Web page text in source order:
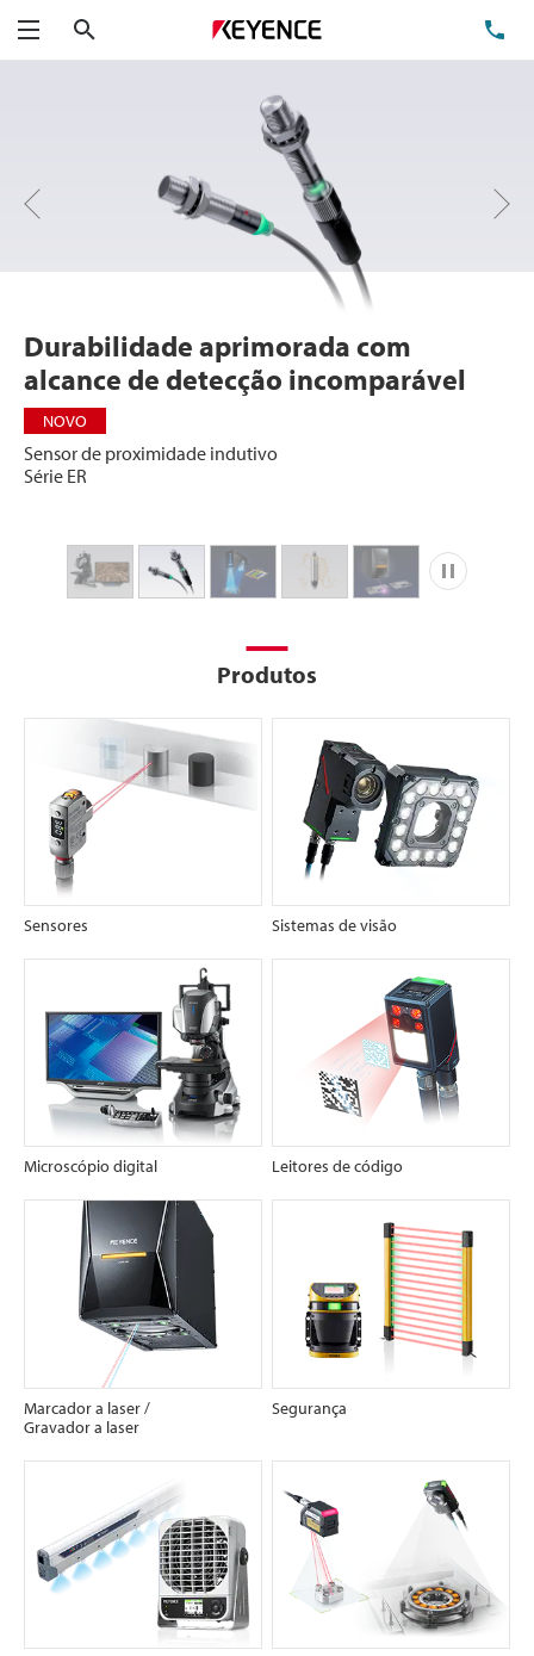
Menu
Durabilidade aprimorada com
alcance de detecção incomparável
NOVO
Sensor de proximidade indutivo
Série ER
Anterior
Reproduzir
Próximo
Produtos
Sensores Sistemas de visão
Microscópio digital Leitores de código
Marcador a laser/
Gravador a laser
Segurança